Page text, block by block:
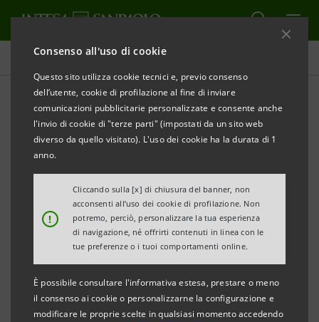
Consenso all'uso di cookie
Questo sito utilizza cookie tecnici e, previo consenso
dell’utente, cookie di profilazione al fine di inviare
comunicazioni pubblicitarie personalizzate e consente anche
l'invio di cookie di "terze parti" (impostati da un sito web
diverso da quello visitato). L'uso dei cookie ha la durata di 1
anno.
!
Cliccando sulla [x] di chiusura del banner, non
acconsenti all’uso dei cookie di profilazione. Non
potremo, perciò, personalizzare la tua esperienza
di navigazione, né offrirti contenuti in linea con le
tue preferenze o i tuoi comportamenti online.
È possibile consultare l'informativa estesa, prestare o meno
il consenso ai cookie o personalizzarne la configurazione e
modificare le proprie scelte in qualsiasi momento accedendo
Comunicati stampa
STAMPA AGGIORNA
DALLA RICERCA ALL’IMPRESA:INTESA SANPAOLO E
IL CENTRO NAZIONALE RNA&GENE THERAPY
The GeneRNAtion Awards traduce concretamente le
leve di sviluppo del PNRR
La Divisione Banca dei Territori insieme a
Intesa Sanpaolo Innovation Center, il
Centro Nazionale RNA & Gene Therapy e
Neva SGR premiano le startup che si sono